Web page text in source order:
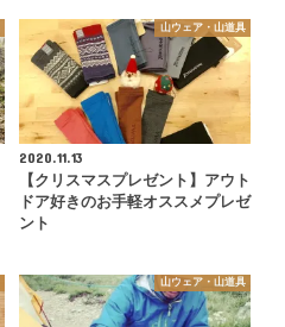
山ウェア・山道具
2020.11.13
【クリスマスプレゼント】アウト
ドア好きのお手軽オススメプレゼ
ント
山ウェア・山道具